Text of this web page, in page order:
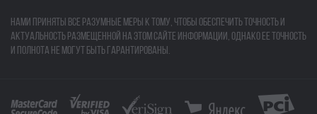
Нами приняты все разумные меры к тому, чтобы обеспечить точность и
актуальность размещенной на этом сайте информации, однако ее точность
и полнота не могут быть гарантированы.